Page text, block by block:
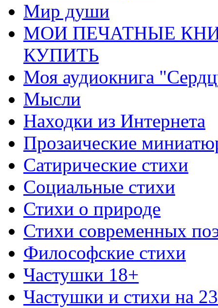
Мир души
МОИ ПЕЧАТНЫЕ
КУПИТЬ
Моя аудиокнига
Мысли
Находки из Интернета
Прозаические
Сатирические стихи
Социальные стихи
Стихи о природе
Стихи современных
Философские стихи
Частушки 18+
Частушки и стихи на